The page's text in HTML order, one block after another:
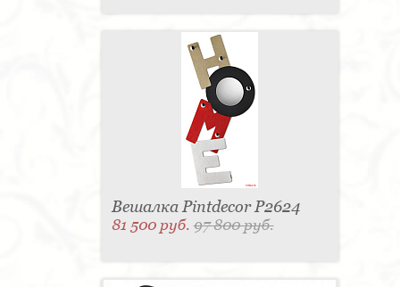
Вешалка Pintdecor P2624
81 500 руб.97 800 руб.